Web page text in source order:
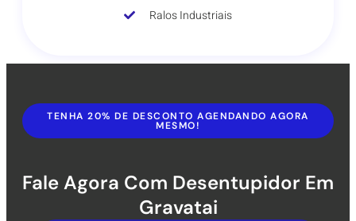
Ralos Industriais
TENHA 20% DE DESCONTO AGENDANDO AGORA
MESMO!
Fale Agora Com Desentupidor Em
Gravatai